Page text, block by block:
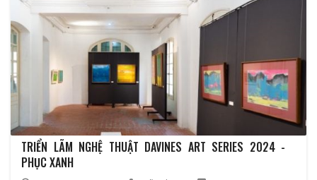
TRIỂN LÃM NGHỆ THUẬT DAVINES ART SERIES 2024 -
PHỤC XANH